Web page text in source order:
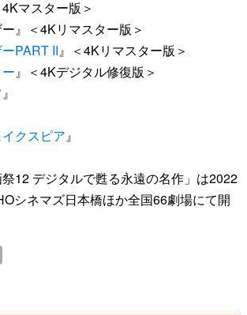
マスター版＞
ー』＜4Kリマスター版＞
PART II』＜4Kリマスター版＞
』＜4Kデジタル修復版＞
』
クスピア』
祭12 デジタルで甦る永遠の名作」は2022
シネマズ日本橋ほか全国66劇場にて開